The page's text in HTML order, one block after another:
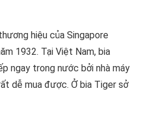
hiệu của Singapore
1932. Tại Việt Nam, bia
ngay trong nước bởi nhà máy
dễ mua được. Ở bia Tiger sở